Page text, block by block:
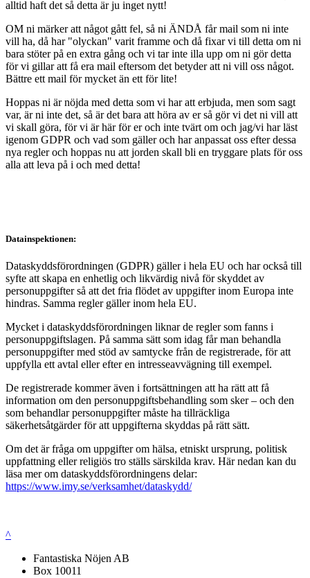
alltid haft det så detta är ju inget nytt!
OM ni märker att något gått fel, så ni ÄNDÅ får mail som ni inte
vill ha, då har "olyckan" varit framme och då fixar vi till detta om ni
bara stöter på en extra gång och vi tar inte illa upp om ni gör detta
för vi gillar att få era mail eftersom det betyder att ni vill oss något.
Bättre ett mail för mycket än ett för lite!
Hoppas ni är nöjda med detta som vi har att erbjuda, men som sagt
var, är ni inte det, så är det bara att höra av er så gör vi det ni vill att
vi skall göra, för vi är här för er och inte tvärt om och jag/vi har läst
igenom GDPR och vad som gäller och har anpassat oss efter dessa
nya regler och hoppas nu att jorden skall bli en tryggare plats för oss
alla att leva på i och med detta!
Datainspektionen:
Dataskyddsförordningen (GDPR) gäller i hela EU och har också till
syfte att skapa en enhetlig och likvärdig nivå för skyddet av
personuppgifter så att det fria flödet av uppgifter inom Europa inte
hindras. Samma regler gäller inom hela EU.
Mycket i dataskyddsförordningen liknar de regler som fanns i
personuppgiftslagen. På samma sätt som idag får man behandla
personuppgifter med stöd av samtycke från de registrerade, för att
uppfylla ett avtal eller efter en intresseavvägning till exempel.
De registrerade kommer även i fortsättningen att ha rätt att få
information om den personuppgiftsbehandling som sker – och den
som behandlar personuppgifter måste ha tillräckliga
säkerhetsåtgärder för att uppgifterna skyddas på rätt sätt.
Om det är fråga om uppgifter om hälsa, etniskt ursprung, politisk
uppfattning eller religiös tro ställs särskilda krav. Här nedan kan du
läsa mer om dataskyddsförordningens delar:
https://www.imy.se/verksamhet/dataskydd/
^
Fantastiska Nöjen AB
Box 10011